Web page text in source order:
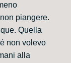
piangere.
Quella
non volevo
alla